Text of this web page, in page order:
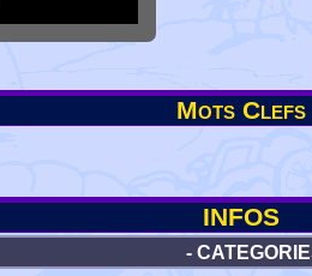
Mots Clefs
INFOS
-